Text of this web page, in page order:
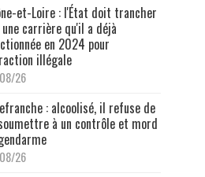
et-Loire : l'État doit trancher
carrière qu'il a déjà
en 2024 pour
illégale
26
: alcoolisé, il refuse de
à un contrôle et mord
26